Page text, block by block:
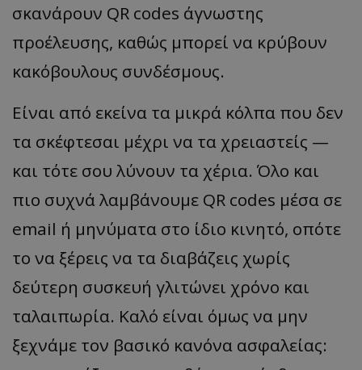
σκανάρουν QR codes άγνωστης
προέλευσης, καθώς μπορεί να κρύβουν
κακόβουλους συνδέσμους.
Είναι από εκείνα τα μικρά κόλπα που δεν
τα σκέφτεσαι μέχρι να τα χρειαστείς —
και τότε σου λύνουν τα χέρια. Όλο και
πιο συχνά λαμβάνουμε QR codes μέσα σε
email ή μηνύματα στο ίδιο κινητό, οπότε
το να ξέρεις να τα διαβάζεις χωρίς
δεύτερη συσκευή γλιτώνει χρόνο και
ταλαιπωρία. Καλό είναι όμως να μην
ξεχνάμε τον βασικό κανόνα ασφαλείας: